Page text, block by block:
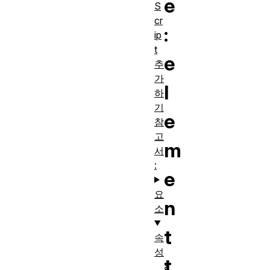
e
:
e
l
e
m
e
n
t
S
cr
ip
t
추
가
하
기
참
고
서
:
요
소
속
성
a